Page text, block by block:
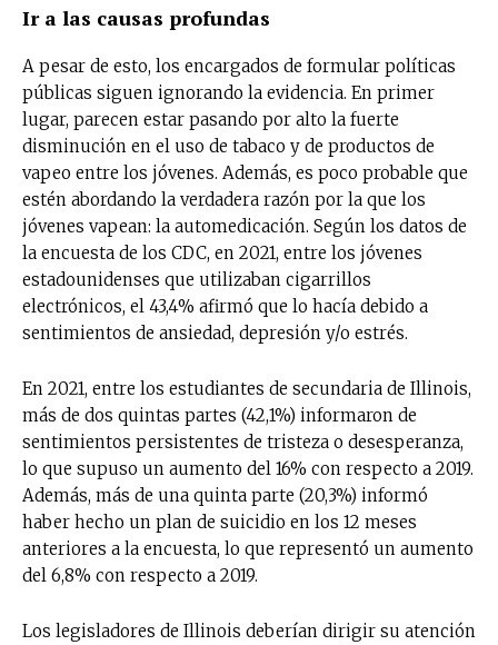
Ir a las causas profundas
A pesar de esto, los encargados de formular políticas
públicas siguen ignorando la evidencia. En primer
lugar, parecen estar pasando por alto la fuerte
disminución en el uso de tabaco y de productos de
vapeo entre los jóvenes. Además, es poco probable que
estén abordando la verdadera razón por la que los
jóvenes vapean: la automedicación. Según los datos de
la encuesta de los CDC, en 2021, entre los jóvenes
estadounidenses que utilizaban cigarrillos
electrónicos, el 43,4% afirmó que lo hacía debido a
sentimientos de ansiedad, depresión y/o estrés.
En 2021, entre los estudiantes de secundaria de Illinois,
más de dos quintas partes (42,1%) informaron de
sentimientos persistentes de tristeza o desesperanza,
lo que supuso un aumento del 16% con respecto a 2019.
Además, más de una quinta parte (20,3%) informó
haber hecho un plan de suicidio en los 12 meses
anteriores a la encuesta, lo que representó un aumento
del 6,8% con respecto a 2019.
Los legisladores de Illinois deberían dirigir su atención